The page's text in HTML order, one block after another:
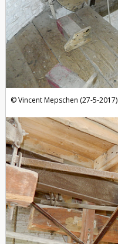
Vincent Mepschen (27-5-2017)